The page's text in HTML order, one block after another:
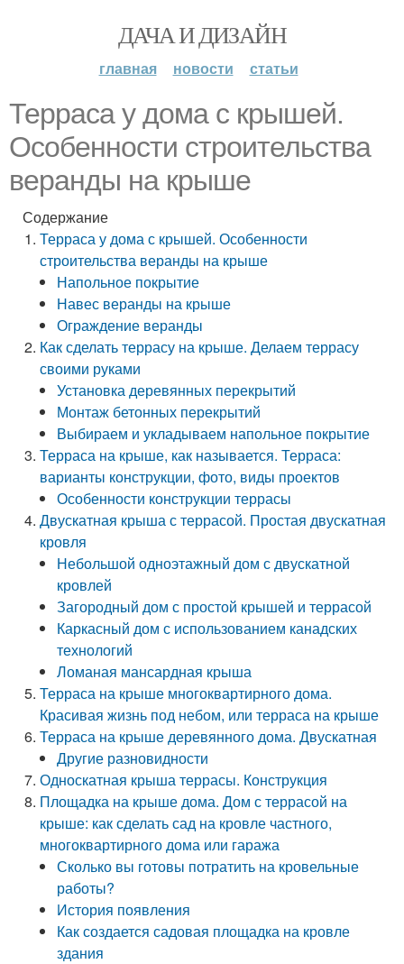
ДАЧА И ДИЗАЙН
главная новости статьи
Терраса у дома с крышей.
Особенности строительства
веранды на крыше
Содержание
Терраса у дома с крышей. Особенности
строительства веранды на крыше
Напольное покрытие
Навес веранды на крыше
Ограждение веранды
Как сделать террасу на крыше. Делаем террасу
своими руками
Установка деревянных перекрытий
Монтаж бетонных перекрытий
Выбираем и укладываем напольное покрытие
Терраса на крыше, как называется. Терраса:
варианты конструкции, фото, виды проектов
Особенности конструкции террасы
Двускатная крыша с террасой. Простая двускатная
кровля
Небольшой одноэтажный дом с двускатной
кровлей
Загородный дом с простой крышей и террасой
Каркасный дом с использованием канадских
технологий
Ломаная мансардная крыша
Терраса на крыше многоквартирного дома.
Красивая жизнь под небом, или терраса на крыше
Терраса на крыше деревянного дома. Двускатная
Другие разновидности
Односкатная крыша террасы. Конструкция
Площадка на крыше дома. Дом с террасой на
крыше: как сделать сад на кровле частного,
многоквартирного дома или гаража
Сколько вы готовы потратить на кровельные
работы?
История появления
Как создается садовая площадка на кровле
здания